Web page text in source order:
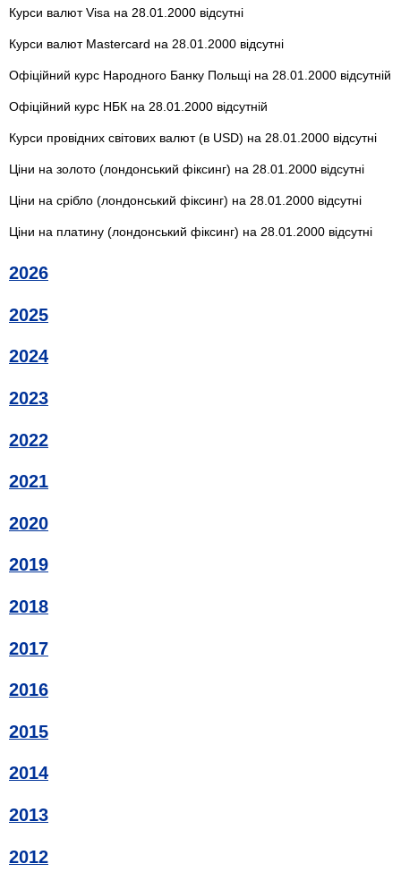
Курси валют Visa на 28.01.2000 відсутні
Курси валют Mastercard на 28.01.2000 відсутні
Офіційний курс Народного Банку Польщі на 28.01.2000 відсутній
Офіційний курс НБК на 28.01.2000 відсутній
Курси провідних світових валют (в USD) на 28.01.2000 відсутні
Ціни на золото (лондонський фіксинг) на 28.01.2000 відсутні
Ціни на срібло (лондонський фіксинг) на 28.01.2000 відсутні
Ціни на платину (лондонський фіксинг) на 28.01.2000 відсутні
2026
2025
2024
2023
2022
2021
2020
2019
2018
2017
2016
2015
2014
2013
2012